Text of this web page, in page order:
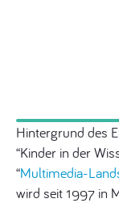
Hintergrund des
“Kinder in der
“Multimedia-
wird seit 1997 in